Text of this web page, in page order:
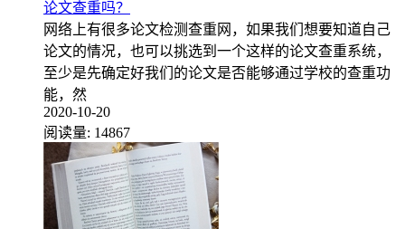
论文查重吗？
网络上有很多论文检测查重网，如果我们想要知道自己
论文的情况，也可以挑选到一个这样的论文查重系统，
至少是先确定好我们的论文是否能够通过学校的查重功
能，然
2020-10-20
阅读量: 14867